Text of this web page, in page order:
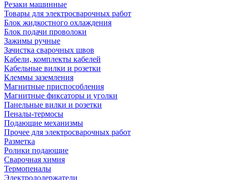
Резаки машинные
Товары для электросварочных работ
Блок жидкостного охлаждения
Блок подачи проволоки
Зажимы ручные
Зачистка сварочных швов
Кабели, комплекты кабелей
Кабельные вилки и розетки
Клеммы заземления
Магнитные приспособления
Магнитные фиксаторы и уголки
Панельные вилки и розетки
Пеналы-термосы
Подающие механизмы
Прочее для электросварочных работ
Разметка
Ролики подающие
Сварочная химия
Термопеналы
Электрододержатели